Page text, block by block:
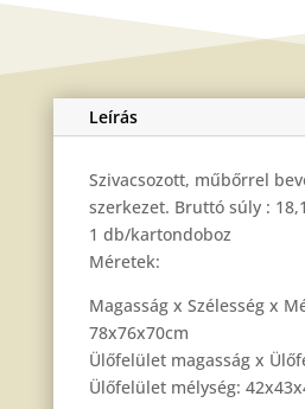
Leírás
Szivacsozott, műbőrrel
szerkezet. Bruttó súly :
1 db/kartondoboz
Méretek:
Magasság x Szélesség x
78x76x70cm
Ülőfelület magasság x
Ülőfelület mélység: